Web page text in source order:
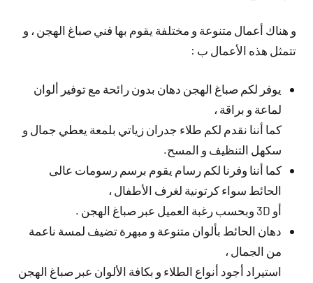
و هناك أعمال متنوعة و مختلفة يقوم بها فني صباغ الهجن ، و
تتمثل هذه الأعمال ب :
يوفر لكم صباغ الهجن دهان بدون رائحة مع توفير ألوان
لماعة و براقة ،
كما أننا نقدم لكم طلاء جدران زياتي بلمعة يعطي جمال و
سكهل التنظيف و المسح.
كما أننا وفرنا لكم رسام يقوم برسم رسومات عالى
الحائط سواء كرتونية لغرف الأطفال ،
أو 3D وبحسب رغبة العميل عبر صباغ الهجن .
دهان الحائط بألوان متنوعة و مبهرة تضيف لمسة ناعمة
من الجمال ،
استيراد أجود أنواع الطلاء و بكافة الألوان عبر صباغ الهجن